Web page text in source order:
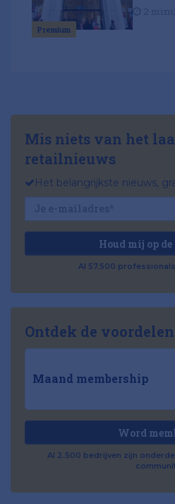
Premium
Mis niets van het
retailnieuws
Het belangrijkste nieuws,
Houd mij op
Al 57.500
Ontdek de
Maand membership
Word
Al 2.500 bedrijven zijn